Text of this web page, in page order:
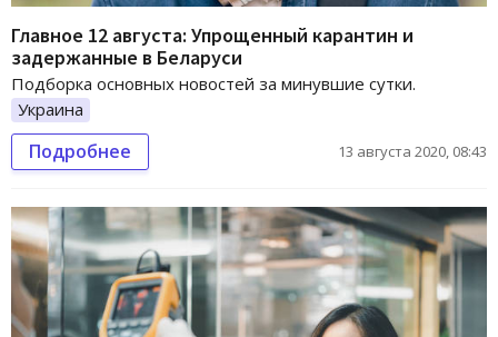
Главное 12 августа: Упрощенный карантин и
задержанные в Беларуси
Подборка основных новостей за минувшие сутки.
Украина
Подробнее 13 августа 2020, 08:43